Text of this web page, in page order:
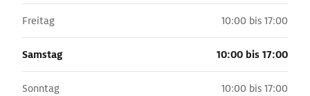
Freitag 10:00 bis 17:00
Samstag 10:00 bis 17:00
Sonntag 10:00 bis 17:00